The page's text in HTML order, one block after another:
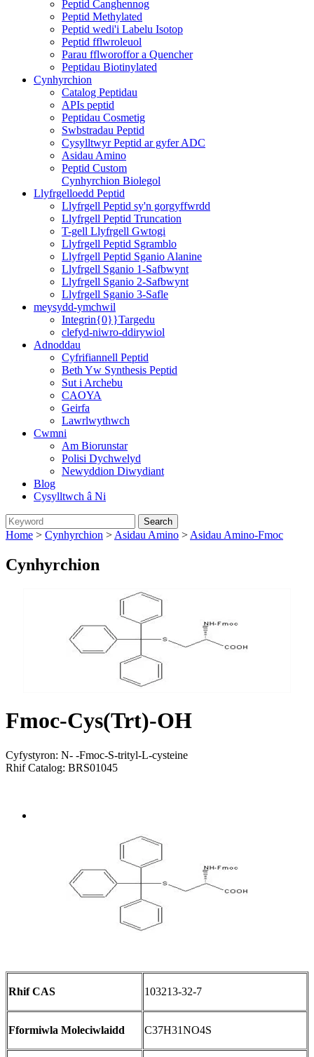
Peptid Canghennog
Peptid Methylated
Peptid wedi'i Labelu Isotop
Peptid fflwroleuol
Parau fflworoffor a Quencher
Peptidau Biotinylated
Cynhyrchion
Catalog Peptidau
APIs peptid
Peptidau Cosmetig
Swbstradau Peptid
Cysylltwyr Peptid ar gyfer ADC
Asidau Amino
Peptid Custom
Cynhyrchion Biolegol
Llyfrgelloedd Peptid
Llyfrgell Peptid sy'n gorgyffwrdd
Llyfrgell Peptid Truncation
T-gell Llyfrgell Gwtogi
Llyfrgell Peptid Sgramblo
Llyfrgell Peptid Sganio Alanine
Llyfrgell Sganio 1-Safbwynt
Llyfrgell Sganio 2-Safbwynt
Llyfrgell Sganio 3-Safle
meysydd-ymchwil
Integrin{0}}Targedu
clefyd-niwro-ddirywiol
Adnoddau
Cyfrifiannell Peptid
Beth Yw Synthesis Peptid
Sut i Archebu
CAOYA
Geirfa
Lawrlwythwch
Cwmni
Am Biorunstar
Polisi Dychwelyd
Newyddion Diwydiant
Blog
Cysylltwch â Ni
Home > Cynhyrchion > Asidau Amino > Asidau Amino-Fmoc
Cynhyrchion
Fmoc-Cys(Trt)-OH
Cyfystyron: N- -Fmoc-S-trityl-L-cysteine
Rhif Catalog: BRS01045
Rhif CAS 103213-32-7
Fformiwla Moleciwlaidd C37H31NO4S